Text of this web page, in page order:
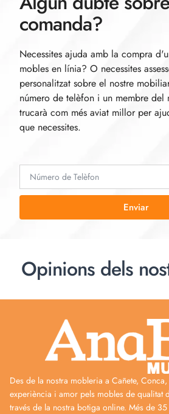
comanda?
Necessites ajuda amb la compra
mobles en línia? O necessites
personalitzat sobre el nostre
número de telèfon i un membre del
trucarà com més aviat millor per
que necessites.
Enviar
Opinions dels
Des de la nostra mobleria a Cañete,
experiència i amor pels mobles de qualitat
través de la nostra botiga online. Més de